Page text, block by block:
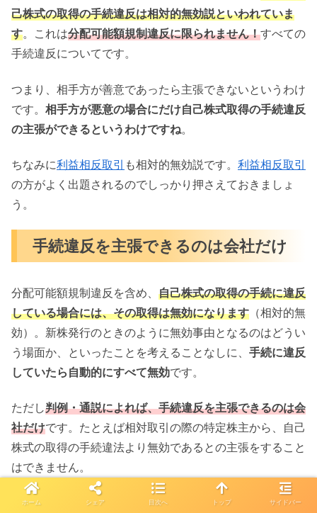
己株式の取得の手続違反は相対的無効説といわれていま
す。これは分配可能額規制違反に限られません！すべての
手続違反についてです。
つまり、相手方が善意であったら主張できないというわけ
です。 相手方が悪意の場合にだけ自己株式取得の手続違反
の主張ができるというわけですね。
ちなみに利益相反取引 も相対的無効説です。 利益相反取引
の方がよく出題されるのでしっかり押さえておきましょ
う。
手続違反を主張できるのは会社だけ
分配可能額規制違反を含め、 自己株式の取得の手続に違反
している場合には、その取得は無効になります （相対的無
効）。新株発行のときのように無効事由となるのはどうい
う場面か、といったことを考えることなしに、 手続に違反
していたら自動的にすべて無効です。
ただし判例・通説によれば、手続違反を主張できるのは会
社だけです。たとえば相対取引の際の特定株主から、自己
株式の取得の手続違法より無効であるとの主張をすること
はできません。
これは 自己株式の取得が会社の利益保護を目的としたもの
ホーム シェア 目次へ トップ サイドバー